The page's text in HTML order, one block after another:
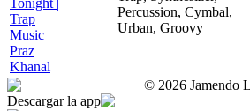
Trap
Music
Praz
Khanal
Percussion, Cymbal,
Urban, Groovy
© 2026 Jamendo
Descargar la app